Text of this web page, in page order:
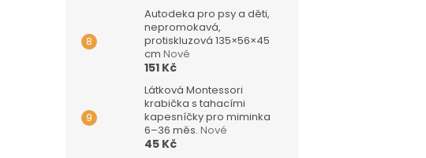
Autodeka pro psy a děti,
nepromokavá,
protiskluzová 135×56×45
cm Nové
151 Kč
Látková Montessori
krabička s tahacími
kapesníčky pro miminka
6–36 měs. Nové
45 Kč